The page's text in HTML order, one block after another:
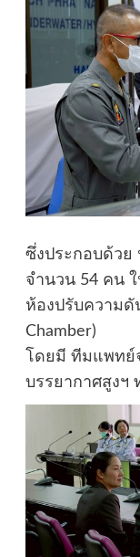
ซึ่งประกอบด้วย
จำนวน 54 คน
ห้องปรับความดั
Chamber)
โดยมี ทีมแพทย์
บรรยากาศสูงฯ